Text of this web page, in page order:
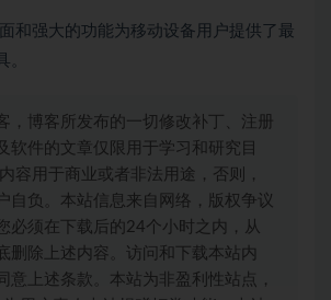
和强大的功能为移动设备用户提供了最
。
，博客所发布的一切修改补丁、注册
软件的文章仅限用于学习和研究目
容用于商业或者非法用途，否则，
自负。本站信息来自网络，版权争议
必须在下载后的24个小时之内，从
删除上述内容。访问和下载本站内
意上述条款。本站为非盈利性站点，